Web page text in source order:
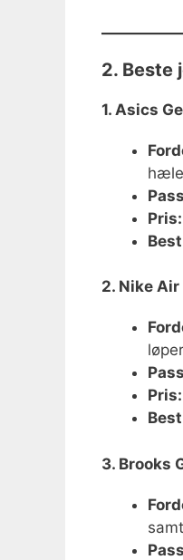
2. Beste
1. Asics
Pris:
2. Nike
Pris:
3. Brooks